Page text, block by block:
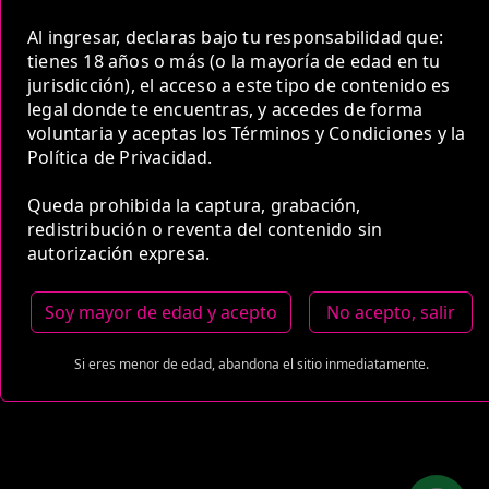
Al ingresar, declaras bajo tu responsabilidad que:
tienes 18 años o más (o la mayoría de edad en tu
jurisdicción), el acceso a este tipo de contenido es
legal donde te encuentras, y accedes de forma
voluntaria y aceptas los Términos y Condiciones y la
Política de Privacidad.
Queda prohibida la captura, grabación,
redistribución o reventa del contenido sin
autorización expresa.
Soy mayor de edad y acepto No acepto, salir
Si eres menor de edad, abandona el sitio inmediatamente.